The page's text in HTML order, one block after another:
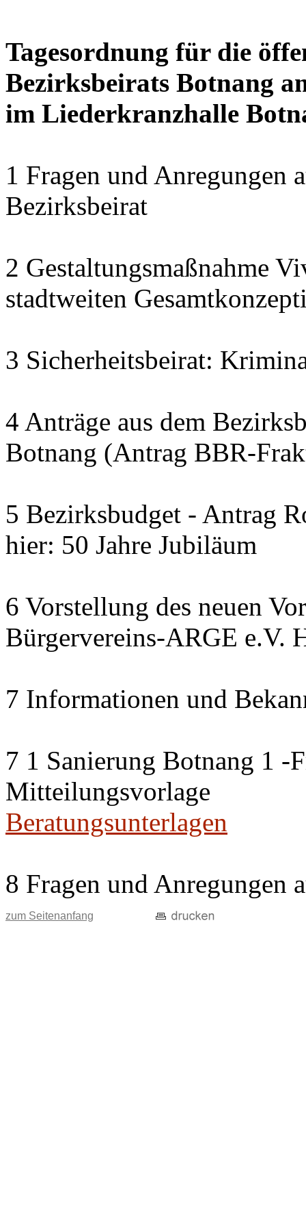
Tagesordnung für die
Bezirksbeirats Botnang
im Liederkranzhalle
1 Fragen und Anregungen
Bezirksbeirat
2 Gestaltungsmaßnahme
stadtweiten
3 Sicherheitsbeirat:
4 Anträge aus dem
Botnang (Antrag BBR-
5 Bezirksbudget - Antrag
hier: 50 Jahre Jubiläum
6 Vorstellung des neuen
Bürgervereins-ARGE e.V.
7 Informationen und
7 1 Sanierung Botnang 1 -
Mitteilungsvorlage
Beratungsunterlagen
8 Fragen und Anregungen
zum Seitenanfang